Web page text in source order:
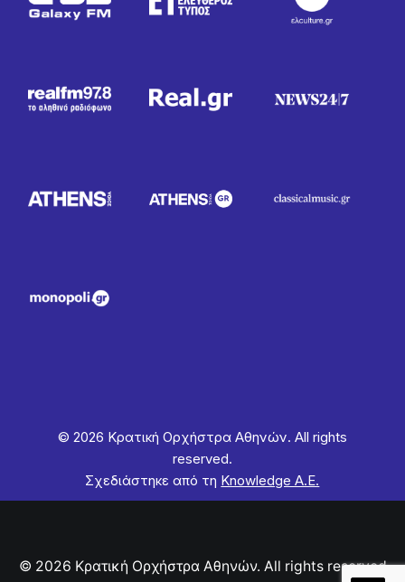
© 2026 Κρατική Ορχήστρα Αθηνών. All rights
reserved.
Σχεδιάστηκε από τη Knowledge Α.Ε.
© 2026 Κρατική Ορχήστρα Αθηνών. All rights reserved